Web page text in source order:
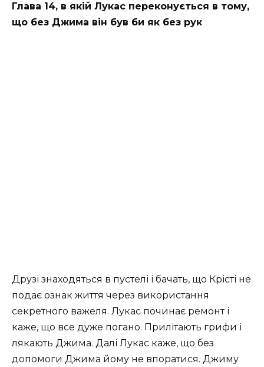
Глава 14, в якій Лукас переконується в тому,
що без Джима він був би як без рук
Друзі знаходяться в пустелі і бачать, що Крісті не
подає ознак життя через використання
секретного важеля. Лукас починає ремонт і
каже, що все дуже погано. Прилітають грифи і
лякають Джима. Далі Лукас каже, що без
допомоги Джима йому не впоратися. Джиму